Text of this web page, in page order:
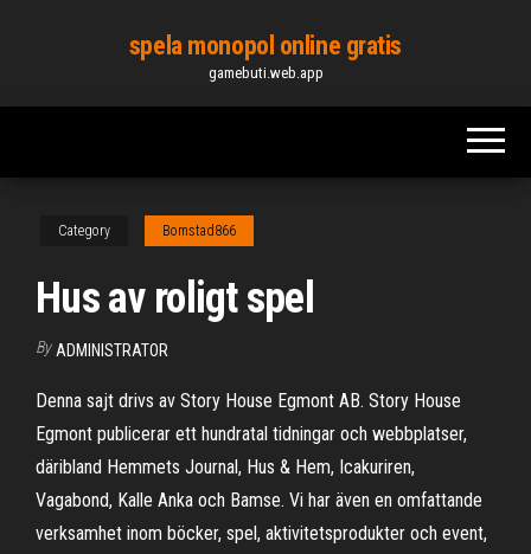
content
spela monopol online gratis
gamebuti.web.app
Category Bomstad866
Hus av roligt spel
By ADMINISTRATOR
Denna sajt drivs av Story House Egmont AB. Story House
Egmont publicerar ett hundratal tidningar och webbplatser,
däribland Hemmets Journal, Hus & Hem, Icakuriren,
Vagabond, Kalle Anka och Bamse. Vi har även en omfattande
verksamhet inom böcker, spel, aktivitetsprodukter och event,